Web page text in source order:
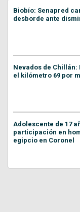
Biobío: Senapred
desborde ante
Nevados de
el kilómetro 69 por
Adolescente de 17
participación en
egipcio en Coronel